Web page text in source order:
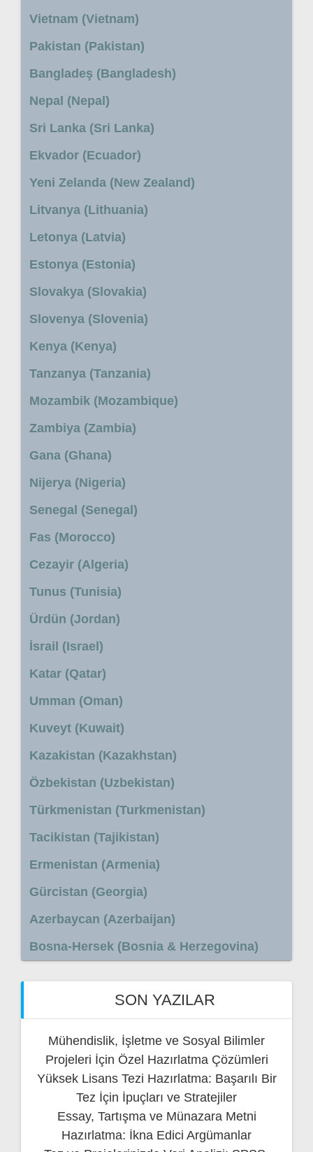
Vietnam (Vietnam)
Pakistan (Pakistan)
Bangladeş (Bangladesh)
Nepal (Nepal)
Sri Lanka (Sri Lanka)
Ekvador (Ecuador)
Yeni Zelanda (New Zealand)
Litvanya (Lithuania)
Letonya (Latvia)
Estonya (Estonia)
Slovakya (Slovakia)
Slovenya (Slovenia)
Kenya (Kenya)
Tanzanya (Tanzania)
Mozambik (Mozambique)
Zambiya (Zambia)
Gana (Ghana)
Nijerya (Nigeria)
Senegal (Senegal)
Fas (Morocco)
Cezayir (Algeria)
Tunus (Tunisia)
Ürdün (Jordan)
İsrail (Israel)
Katar (Qatar)
Umman (Oman)
Kuveyt (Kuwait)
Kazakistan (Kazakhstan)
Özbekistan (Uzbekistan)
Türkmenistan (Turkmenistan)
Tacikistan (Tajikistan)
Ermenistan (Armenia)
Gürcistan (Georgia)
Azerbaycan (Azerbaijan)
Bosna-Hersek (Bosnia & Herzegovina)
SON YAZILAR
Mühendislik, İşletme ve Sosyal Bilimler
Projeleri İçin Özel Hazırlatma Çözümleri
Yüksek Lisans Tezi Hazırlatma: Başarılı Bir
Tez İçin İpuçları ve Stratejiler
Essay, Tartışma ve Münazara Metni
Hazırlatma: İkna Edici Argümanlar